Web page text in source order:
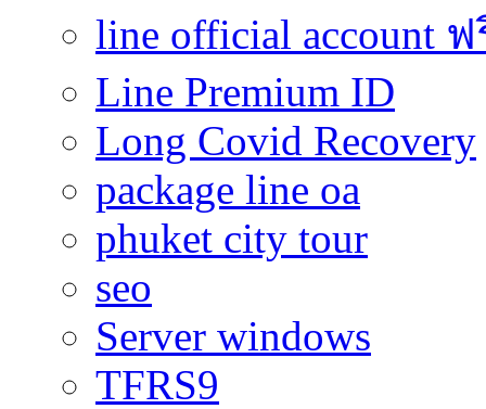
line official account
Line Premium ID
Long Covid Recovery
package line oa
phuket city tour
seo
Server windows
TFRS9